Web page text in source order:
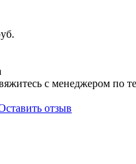
с менеджером по
отзыв